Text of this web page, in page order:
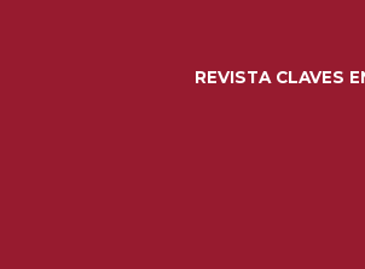
REVISTA CLAVES